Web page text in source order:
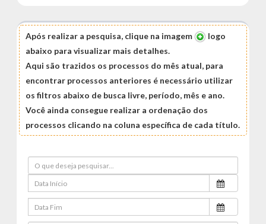
Após realizar a pesquisa, clique na imagem
logo
abaixo para visualizar mais detalhes.
Aqui são trazidos os processos do mês atual, para
encontrar processos anteriores é necessário utilizar
os filtros abaixo de busca livre, período, mês e ano.
Você ainda consegue realizar a ordenação dos
processos clicando na coluna específica de cada título.